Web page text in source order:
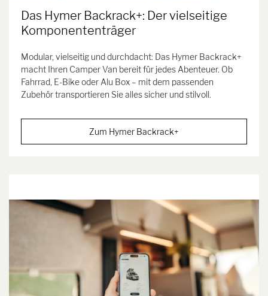
Das Hymer Backrack+: Der vielseitige
Komponententräger
Modular, vielseitig und durchdacht: Das Hymer Backrack+
macht Ihren Camper Van bereit für jedes Abenteuer. Ob
Fahrrad, E-Bike oder Alu Box – mit dem passenden
Zubehör transportieren Sie alles sicher und stilvoll.
Zum Hymer Backrack+